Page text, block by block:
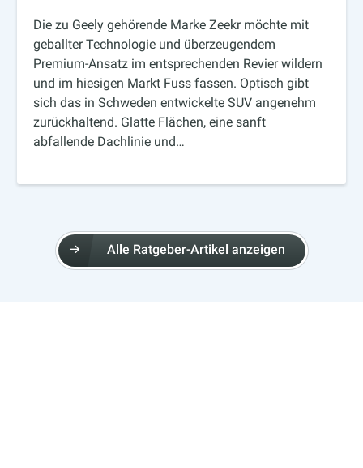
Die zu Geely gehörende Marke Zeekr möchte mit
geballter Technologie und überzeugendem
Premium-Ansatz im entsprechenden Revier wildern
und im hiesigen Markt Fuss fassen. Optisch gibt
sich das in Schweden entwickelte SUV angenehm
zurückhaltend. Glatte Flächen, eine sanft
abfallende Dachlinie und…
Alle Ratgeber-Artikel anzeigen